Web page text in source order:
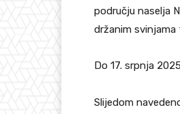
području naselja
držanim svinjama
Do 17. srpnja
Slijedom